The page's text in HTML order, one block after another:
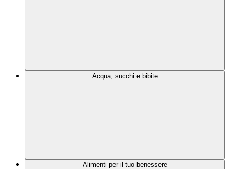
Acqua, succhi e bibite
Alimenti per il tuo benessere